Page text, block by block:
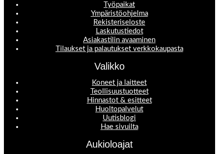
Työpaikat
Ympäristöohjelma
Rekisteriseloste
Laskutustiedot
Asiakastilin avaaminen
Tilaukset ja palautukset verkkokaupasta
Valikko
Koneet ja laitteet
Teollisuustuotteet
Hinnastot & esitteet
Huoltopalvelut
Uutisblogi
Hae sivuilta
Aukioloajat